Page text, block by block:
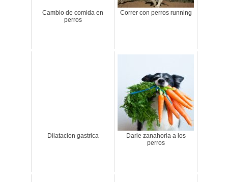
Cambio de comida en
perros
Correr con perros running
Dilatacion gastrica
Darle zanahoria a los
perros